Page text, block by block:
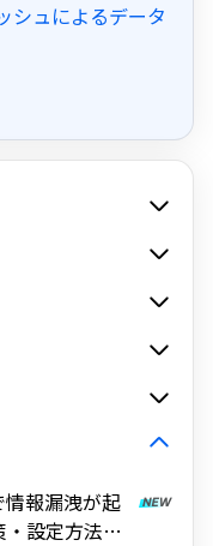
シュによるデータ
情報漏洩が起
設定方法を